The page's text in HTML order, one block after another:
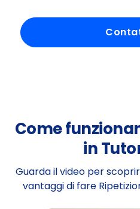
Come
in
Guarda il video per
vantaggi di fare